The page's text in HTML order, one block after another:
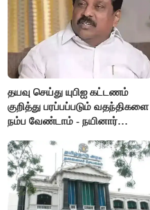
தயவு செய்து யுபிஐ கட்டணம்
குறித்து பரப்பப்படும் வதந்திகளை
நம்ப வேண்டாம் - நயினார்